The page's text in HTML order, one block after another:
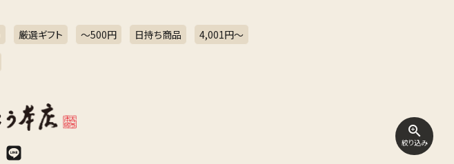
zoom_in
絞り込み
厳選ギフト ～500円 日持ち商品
4,001円〜